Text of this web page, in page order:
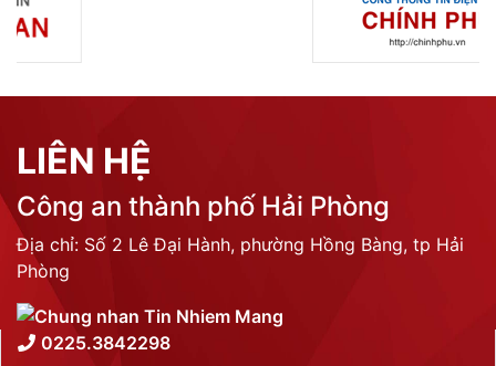
LIÊN HỆ
Công an thành phố Hải Phòng
Địa chỉ: Số 2 Lê Đại Hành, phường Hồng Bàng, tp Hải
Phòng
0225.3842298